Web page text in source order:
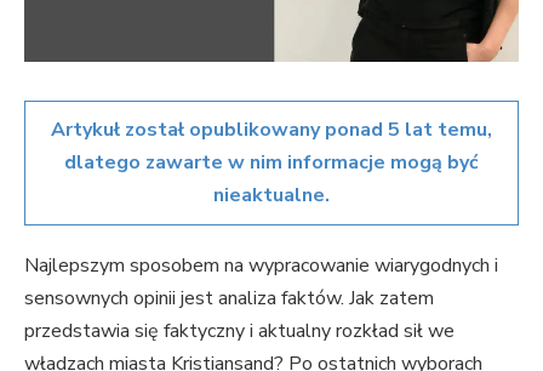
Artykuł został opublikowany ponad 5 lat temu,
dlatego zawarte w nim informacje mogą być
nieaktualne.
Najlepszym sposobem na wypracowanie wiarygodnych i
sensownych opinii jest analiza faktów. Jak zatem
przedstawia się faktyczny i aktualny rozkład sił we
władzach miasta Kristiansand? Po ostatnich wyborach